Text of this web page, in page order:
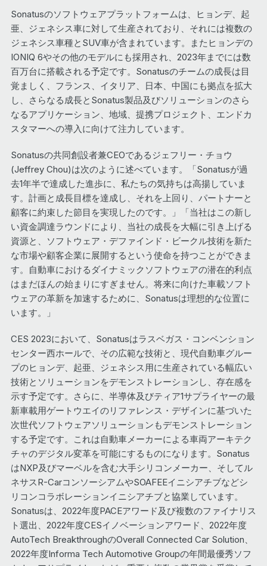
Sonatusのソフトウェアプラットフォームは、ヒョンデ、起
亜、ジェネシス車に対して生産されており、それには複数の
ジェネシス車種とSUV車が含まれています。またヒョンデの
IONIQ 6やその他のモデルにも採用され、2023年までには数
百万台に搭載される予定です。Sonatusのチームの成長は目
覚ましく、フランス、イタリア、日本、中国にも拠点を拡大
し、さらなる成長とSonatus製品及びソリューションのさら
なるアプリケーション、地域、提携プロジェクト、エンドカ
スタマーへの導入に向けて注力しています。
Sonatusの共同創設者兼CEOであるジェフリー・チョウ
(Jeffrey Chou)は次のように述べています。「Sonatusが過
去1年半で達成した進歩に、私たちの気持ちは高揚していま
す。計画と成長目標を達成し、それを上回り、パートナーと
顧客に約束した節目を実現したのです。」「当社はこの新し
い資金調達ラウンドにより、当社の成長を大幅に引き上げる
資源と、ソフトウェア・デファインド・ビークル技術を新た
な市場や顧客企業に展開するという使命を持つことができま
す。自動車におけるダイナミックソフトウェアの潜在的利点
はまだほんの始まりにすぎません。将来に向けた車載ソフト
ウェアの革新を加速するために、Sonatusは理想的な位置に
います。」
CES 2023において、Sonatusはラスベガス・コンベンション
センター西ホールで、その広範な技術と、現代自動車グルー
プのヒョンデ、起亜、ジェネシス用に生産されている幅広い
技術とソリューションをデモンストレーションし、存在感を
示す予定です。さらに、半導体及びティア1サプライヤーの最
新車載用ゲートウエイのリファレンス・デザインに基づいた
次世代ソフトウェアソリューションもデモンストレーション
する予定です。これは自動車メーカーによる車両アーキテク
チャのデジタル変革を可能にするものになります。Sonatus
はNXP及びマーベルを含む大手シリコンメーカー、そしてル
ネサスR-CarコンソーシアムやSOAFEEイニシアチブなどシ
リコンコラボレーションイニシアチブと協業しています。
Sonatusは、2022年度PACEアワード及び複数のファイナリス
ト選出、2022年度CESイノベーションアワード、2022年度
AutoTech BreakthroughのOverall Connected Car Solution、
2022年度Informa Tech Automotive Groupの年間最優秀ソフ